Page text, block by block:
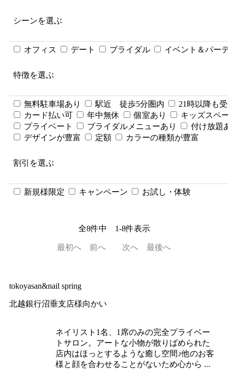
シーンを選ぶ
オフィス デート ブライダル イベント＆パー
特徴を選ぶ
無料駐車場あり 駅近 徒歩5分圏内
21時以降も
カード払い可
年中無休 個室あり
キッズスペ
プライベート
ブライダルメニューあり
付け放題
デザインが豊富
定額 カラーの種類が豊富
割引を選ぶ
新規様限定 キャンペーン お試し・体験
全8件中 1-8件表示
最初へ 前へ 次へ 最後へ
tokoyasan&nail spring
北越銀行沼垂支店様向かい
ネイリスト1名、1席のみの完全プライベー
トサロン。アートな小物が散りばめられた
店内はほっとするような癒し空間♪他のお客
様と顔を合わせることがないため心から ...